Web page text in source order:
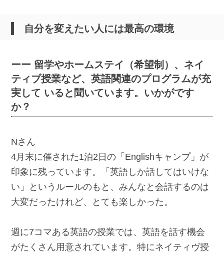
自分を変えたい人には最高の環境
ーー 留学やホームステイ（希望制）、ネイ
ティブ授業など、英語関連のプログラムが充
実して いると聞いています。いかがです
か？
Nさん
4月末に催された1泊2日の「Englishキャンプ」が
印象に残っています。「英語しか話してはいけな
い」というルールのもと、みんなと会話するのは
大変だったけれど、とても楽しかった。
週に7コマある英語の授業では、英語を話す機会
がたくさん用意されています。特にネイティヴ授